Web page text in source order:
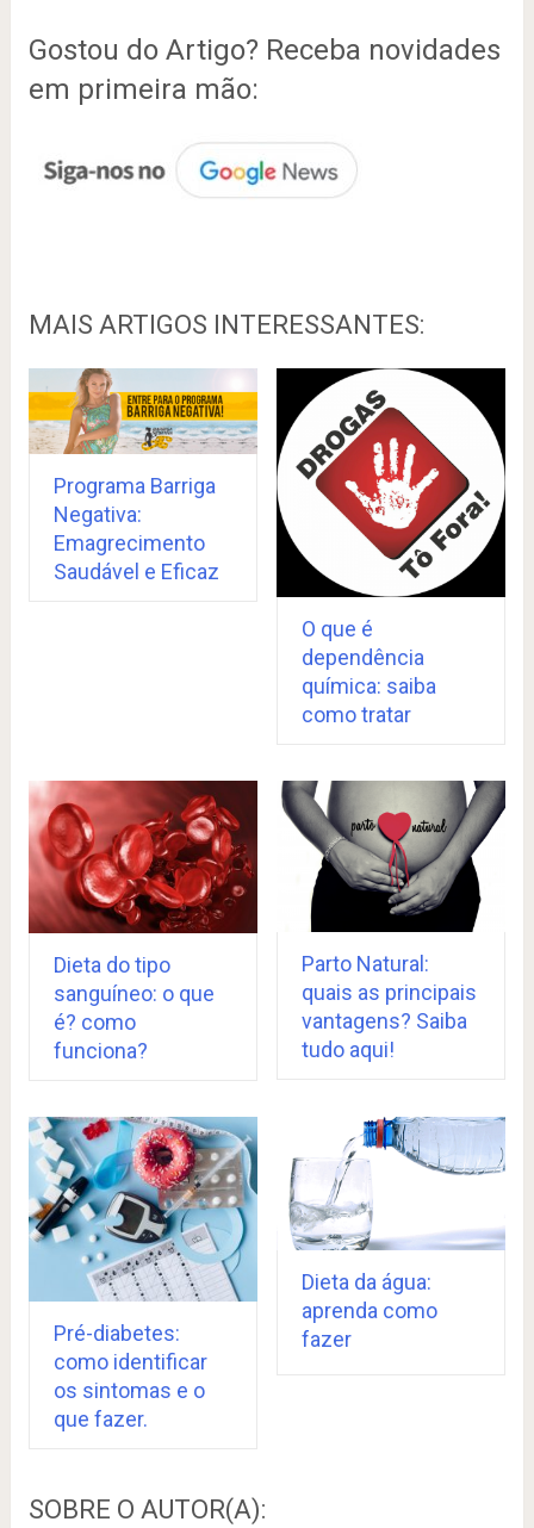
Gostou do Artigo? Receba novidades
em primeira mão:
MAIS ARTIGOS INTERESSANTES:
Programa Barriga
Negativa:
Emagrecimento
Saudável e Eficaz
O que é
dependência
química: saiba
como tratar
Dieta do tipo
sanguíneo: o que
é? como
funciona?
Parto Natural:
quais as principais
vantagens? Saiba
tudo aqui!
Pré-diabetes:
como identificar
os sintomas e o
que fazer.
Dieta da água:
aprenda como
fazer
SOBRE O AUTOR(A):